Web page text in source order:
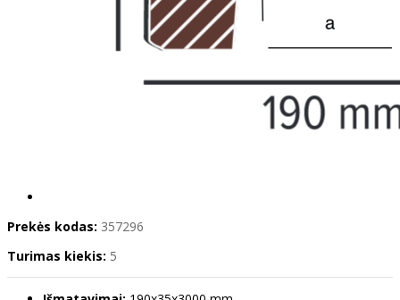
Prekės kodas: 357296
Turimas kiekis: 5